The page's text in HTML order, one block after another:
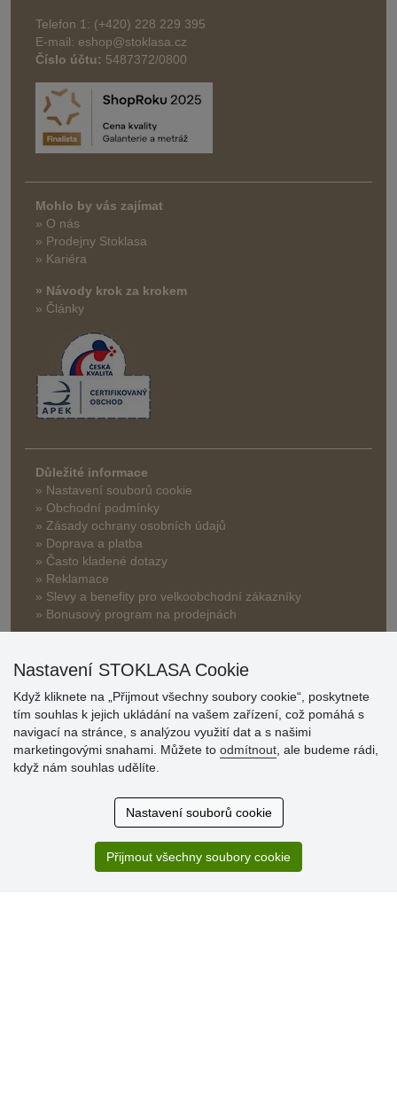
Telefon 1: (+420) 228 229 395
E-mail: eshop@stoklasa.cz
Číslo účtu: 5487372/0800
Mohlo by vás zajímat
» O nás
» Prodejny Stoklasa
» Kariéra
» Návody krok za krokem
» Články
Důležité informace
» Nastavení souborů cookie
» Obchodní podmínky
» Zásady ochrany osobních údajů
» Doprava a platba
» Často kladené dotazy
» Reklamace
» Slevy a benefity pro velkoobchodní zákazníky
» Bonusový program na prodejnách
Hodnocení
zákazníků
Super obchod, kvalitní zboží za slušné ceny. Vřele
Nastavení STOKLASA Cookie
Když kliknete na „Přijmout všechny soubory cookie“, poskytnete
tím souhlas k jejich ukládání na vašem zařízení, což pomáhá s
navigací na stránce, s analýzou využití dat a s našimi
marketingovými snahami. Můžete to odmítnout , ale budeme rádi,
když nám souhlas udělíte.
Nastavení souborů cookie
Přijmout všechny soubory cookie